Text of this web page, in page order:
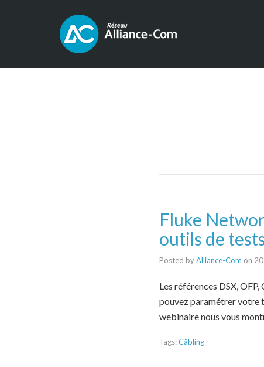
Fluke
outils de
Posted byAlliance-Com on
Les références DSX,
pouvez paramétrer votre
webinaire nous vous
Tags:Câbling